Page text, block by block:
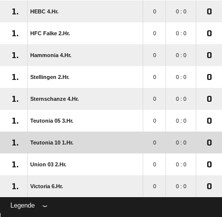
1. HEBC 4.Hr. 0 0 : 0 0
1. HFC Falke 2.Hr. 0 0 : 0 0
1. Hammonia 4.Hr. 0 0 : 0 0
1. Stellingen 2.Hr. 0 0 : 0 0
1. Sternschanze 4.Hr. 0 0 : 0 0
1. Teutonia 05 3.Hr. 0 0 : 0 0
1. Teutonia 10 1.Hr. 0 0 : 0 0
1. Union 03 2.Hr. 0 0 : 0 0
1. Victoria 6.Hr. 0 0 : 0 0
Legende